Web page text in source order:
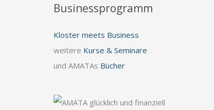
Businessprogramm
Kloster meets Business
weitere Kurse & Seminare
und AMATAs Bücher